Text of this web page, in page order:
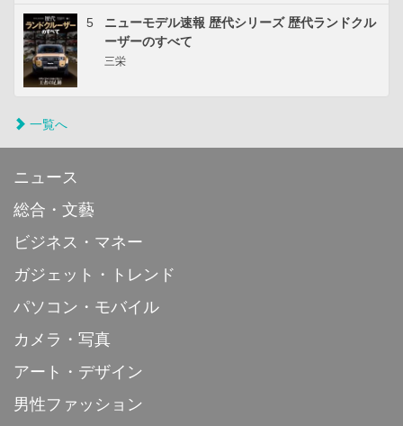
5
ニューモデル速報 歴代シリーズ 歴代ランドクル
ーザーのすべて
三栄
一覧へ
ニュース
総合・文藝
ビジネス・マネー
ガジェット・トレンド
パソコン・モバイル
カメラ・写真
アート・デザイン
男性ファッション